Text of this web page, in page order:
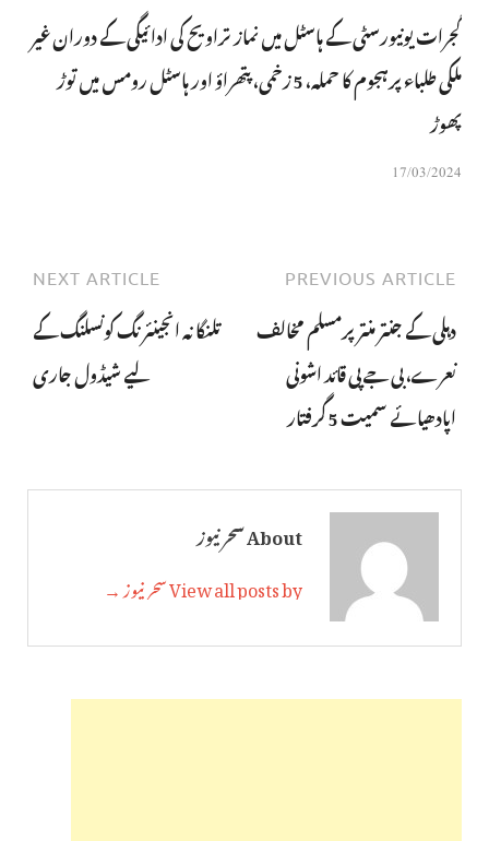
گجرات یونیورسٹی کے ہاسٹل میں نماز تراویح کی ادائیگی کے دوران غیر
ملکی طلباء پرہجوم کا حملہ، 5 زخمی، پتھراؤ اور ہاسٹل رومس میں توڑ
پھوڑ
17/03/2024
PREVIOUS ARTICLE
دہلی کے جنتر منتر پرمسلم مخالف
نعرے، بی جے پی قائد اشونی
اپادھیائے سمیت 5 گرفتار
NEXT ARTICLE
تلنگانہ انجینئرنگ کونسلنگ کے
لیے شیڈول جاری
About سحر نیوز
View all posts by سحر نیوز →